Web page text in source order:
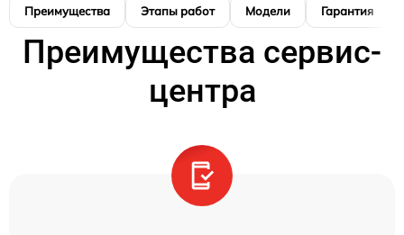
Преимущества Этапы работ Модели Гарантия
Преимущества сервис-
центра